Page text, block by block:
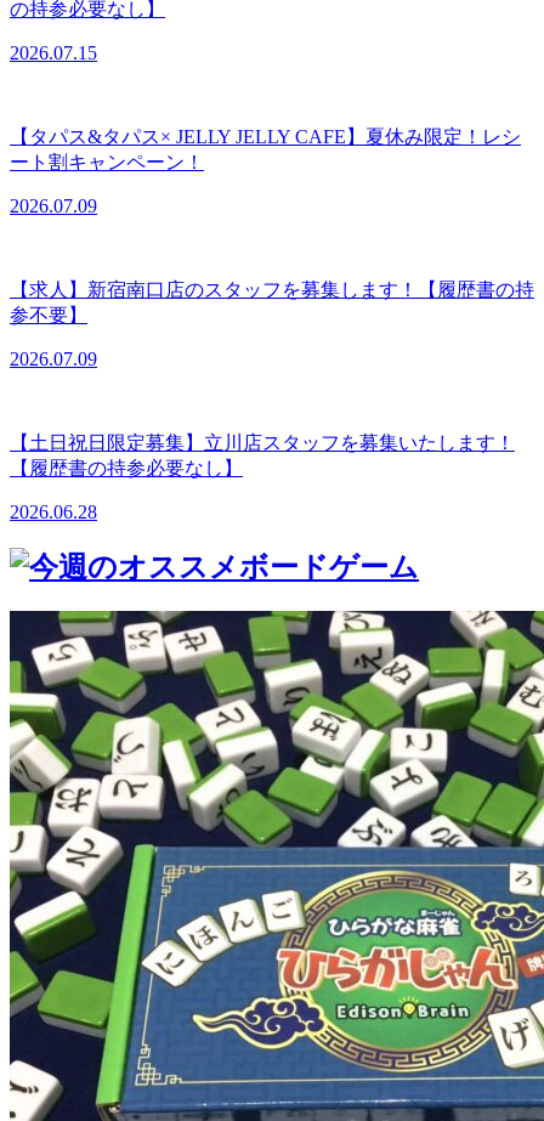
の持参必要なし】
2026.07.15
【タパス&タパス× JELLY JELLY CAFE】夏休み限定！レシ
ート割キャンペーン！
2026.07.09
【求人】新宿南口店のスタッフを募集します！【履歴書の持
参不要】
2026.07.09
【土日祝日限定募集】立川店スタッフを募集いたします！
【履歴書の持参必要なし】
2026.06.28